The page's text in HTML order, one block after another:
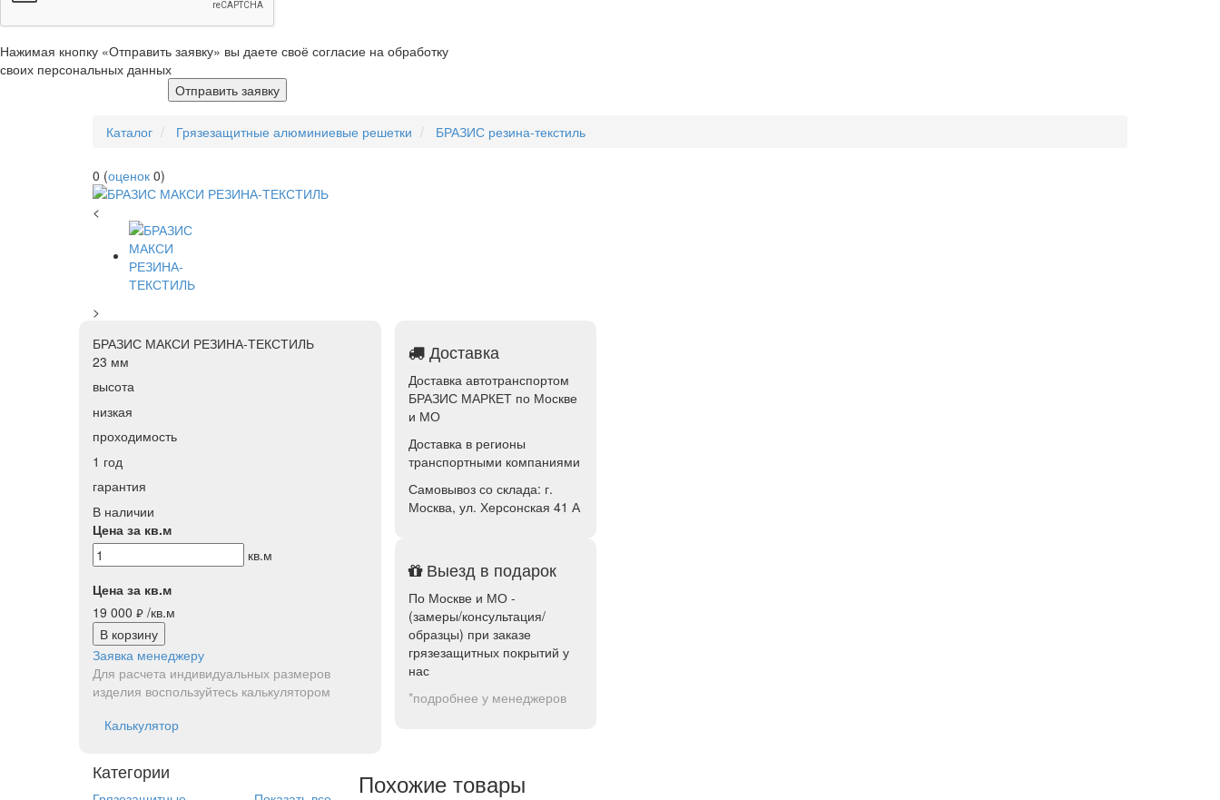
Нажимая кнопку «Отправить заявку» вы даете своё согласие на обработку
своих персональных данных
Отправить заявку
Каталог Грязезащитные алюминиевые решетки БРАЗИС резина-текстиль
0 (оценок 0)
<
>
БРАЗИС МАКСИ РЕЗИНА-ТЕКСТИЛЬ
23 мм
высота
низкая
проходимость
1 год
гарантия
В наличии
Цена за кв.м
кв.м
Цена за кв.м
19 000 руб. /кв.м
В корзину
Заявка менеджеру
Для расчета индивидуальных размеров
изделия воспользуйтесь калькулятором
Калькулятор
Доставка
Доставка автотранспортом
БРАЗИС МАРКЕТ по Москве
и МО
Доставка в регионы
транспортными компаниями
Самовывоз со склада: г.
Москва, ул. Херсонская 41 А
Выезд в подарок
По Москве и МО -
(замеры/консультация/
образцы) при заказе
грязезащитных покрытий у
нас
*подробнее у менеджеров
Категории Похожие товары